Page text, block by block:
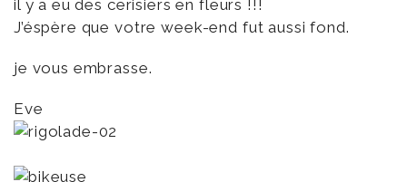
il y a eu des cerisiers en fleurs !!!
J’éspère que votre week-end fut aussi fond.
je vous embrasse.
Eve